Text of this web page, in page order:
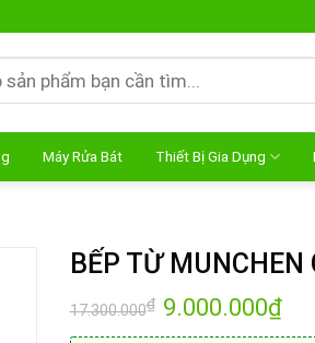
Máy Rửa Bát Thiết Bị Gia Dụng
BẾP TỪ MUNCHEN
17.300.000₫ Giá
gốc
là:
9.000.000₫Giá
hiện
tại